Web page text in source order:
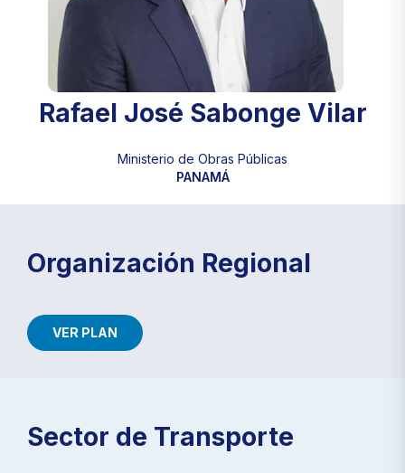
Rafael José Sabonge Vilar
Ministerio de Obras Públicas
PANAMÁ
Organización Regional
VER PLAN
Sector de Transporte